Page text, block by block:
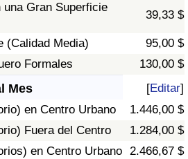
una Gran Superficie
39,33 $
(Calidad Media)
95,00 $
Formales
130,00 $
Mes [Editar]
en Centro Urbano
1.446,00 $
Fuera del Centro
1.284,00 $
en Centro Urbano 2.466,67 $